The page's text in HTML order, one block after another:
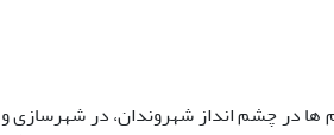
ها در چشم انداز شهروندان، در شهرسازی و